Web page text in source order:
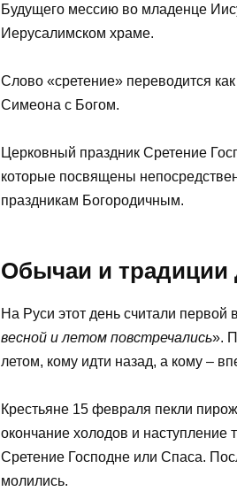
Будущего мессию во младенце
Иерусалимском храме.
Слово «сретение» переводится
Симеона с Богом.
Церковный праздник Сретение
которые посвящены
праздникам Богородичным.
Обычаи и традиции
На Руси этот день считали
весной и летом повстречались».
летом, кому идти назад, а кому –
Крестьяне 15 февраля пекли
окончание холодов и наступление
Сретение Господне или Спаса.
молились.